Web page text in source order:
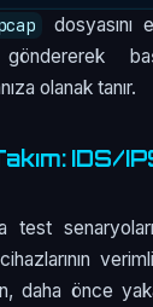
dosyasını
olanak tanır.
IDS/
test
daha önce